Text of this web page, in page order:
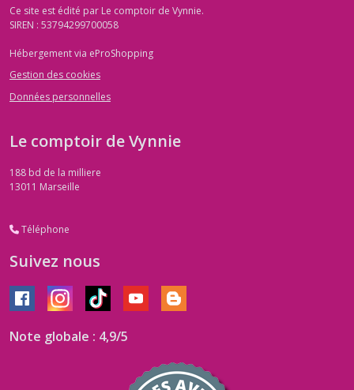
Ce site est édité par Le comptoir de Vynnie.
SIREN : 53794299700058
Hébergement via eProShopping
Gestion des cookies
Données personnelles
Le comptoir de Vynnie
188 bd de la milliere
13011 Marseille
Téléphone
Suivez nous
Note globale : 4,9/5